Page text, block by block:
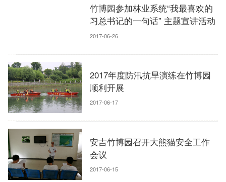
竹博园参加林业系统“我最喜欢的
习总书记的一句话” 主题宣讲活动
2017-06-26
2017年度防汛抗旱演练在竹博园
顺利开展
2017-06-17
安吉竹博园召开大熊猫安全工作
会议
2017-06-15